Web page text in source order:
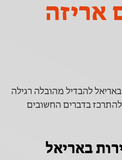
אריזה
להבדיל מהובלה רגילה
בדברים החשובים
באריאל